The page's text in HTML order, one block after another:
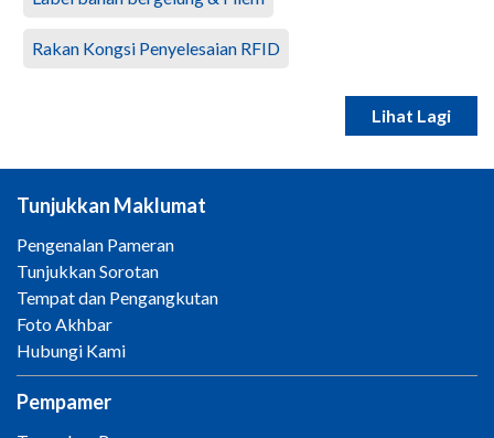
Rakan Kongsi Penyelesaian RFID
Lihat Lagi
Tunjukkan Maklumat
Pengenalan Pameran
Tunjukkan Sorotan
Tempat dan Pengangkutan
Foto Akhbar
Hubungi Kami
Pempamer